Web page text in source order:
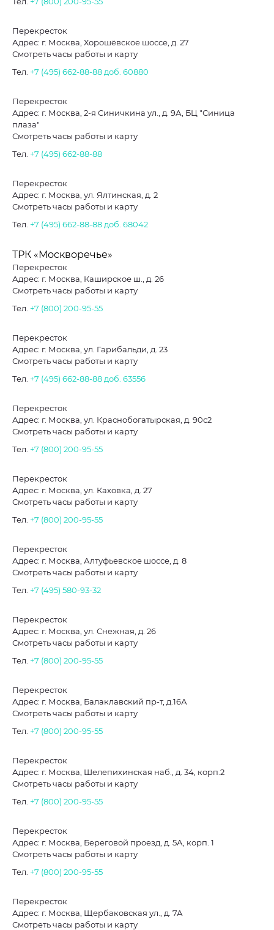
Перекресток
Адрес: г. Москва, Хорошёвское шоссе, д. 27
Смотреть часы работы и карту
Тел. +7 (495) 662-88-88 доб. 60880
Перекресток
Адрес: г. Москва, 2-я Синичкина ул., д. 9А, БЦ "Синица
плаза"
Смотреть часы работы и карту
Тел. +7 (495) 662-88-88
Перекресток
Адрес: г. Москва, ул. Ялтинская, д. 2
Смотреть часы работы и карту
Тел. +7 (495) 662-88-88 доб. 68042
ТРК «Москворечье»
Перекресток
Адрес: г. Москва, Каширское ш., д. 26
Смотреть часы работы и карту
Тел. +7 (800) 200-95-55
Перекресток
Адрес: г. Москва, ул. Гарибальди, д. 23
Смотреть часы работы и карту
Тел. +7 (495) 662-88-88 доб. 63556
Перекресток
Адрес: г. Москва, ул. Краснобогатырская, д. 90с2
Смотреть часы работы и карту
Тел. +7 (800) 200-95-55
Перекресток
Адрес: г. Москва, ул. Каховка, д. 27
Смотреть часы работы и карту
Тел. +7 (800) 200-95-55
Перекресток
Адрес: г. Москва, Алтуфьевское шоссе, д. 8
Смотреть часы работы и карту
Тел. +7 (495) 580-93-32
Перекресток
Адрес: г. Москва, ул. Снежная, д. 26
Смотреть часы работы и карту
Тел. +7 (800) 200-95-55
Перекресток
Адрес: г. Москва, Балаклавский пр-т, д.16А
Смотреть часы работы и карту
Тел. +7 (800) 200-95-55
Перекресток
Адрес: г. Москва, Шелепихинская наб., д. 34, корп.2
Смотреть часы работы и карту
Тел. +7 (800) 200-95-55
Перекресток
Адрес: г. Москва, Береговой проезд, д. 5А, корп. 1
Смотреть часы работы и карту
Тел. +7 (800) 200-95-55
Перекресток
Адрес: г. Москва, Щербаковская ул., д. 7А
Смотреть часы работы и карту